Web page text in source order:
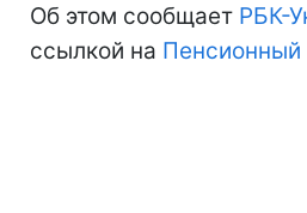
Об этом сообщает РБК-
ссылкой на